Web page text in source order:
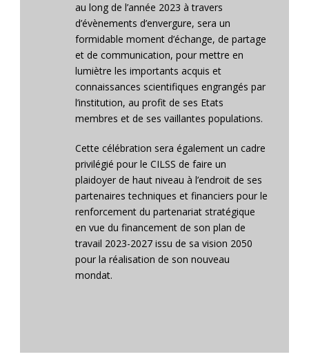
au long de l’année 2023 à travers
d’évènements d’envergure, sera un
formidable moment d’échange, de partage
et de communication, pour mettre en
lumiètre les importants acquis et
connaissances scientifiques engrangés par
l’institution, au profit de ses Etats
membres et de ses vaillantes populations.
Cette célébration sera également un cadre
privilégié pour le CILSS de faire un
plaidoyer de haut niveau à l’endroit de ses
partenaires techniques et financiers pour le
renforcement du partenariat stratégique
en vue du financement de son plan de
travail 2023-2027 issu de sa vision 2050
pour la réalisation de son nouveau
mondat.